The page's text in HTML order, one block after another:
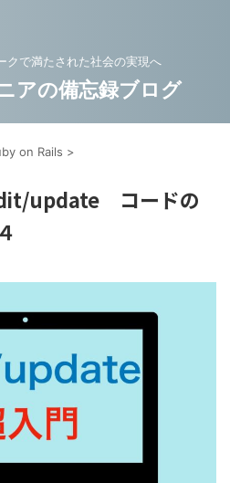
クで満たされた社会の実現へ
アの備忘録ブログ
on Rails >
update コードの